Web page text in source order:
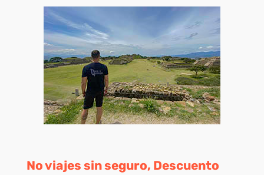
No viajes sin seguro, Descuento